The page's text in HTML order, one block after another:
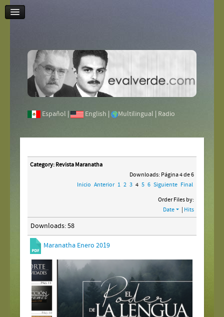
Español | English | Multilingual Radio
Category: Revista Maranatha
Downloads: Página 4 de 6
Inicio Anterior 1 2 3 4 5 6 Siguiente Final
Order Files by:
Date
Hits
Downloads: 58
Maranatha Enero 2019